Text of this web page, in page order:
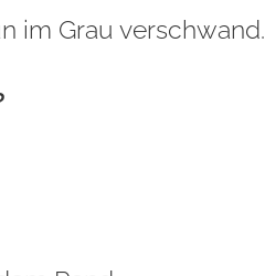
im Grau verschwand.